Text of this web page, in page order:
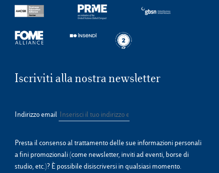
Iscriviti alla nostra newsletter
Indirizzo email
Presta il consenso al trattamento delle sue informazioni personali
a fini promozionali (come newsletter, inviti ad eventi, borse di
studio, etc.)? È possibile disiscriversi in qualsiasi momento.